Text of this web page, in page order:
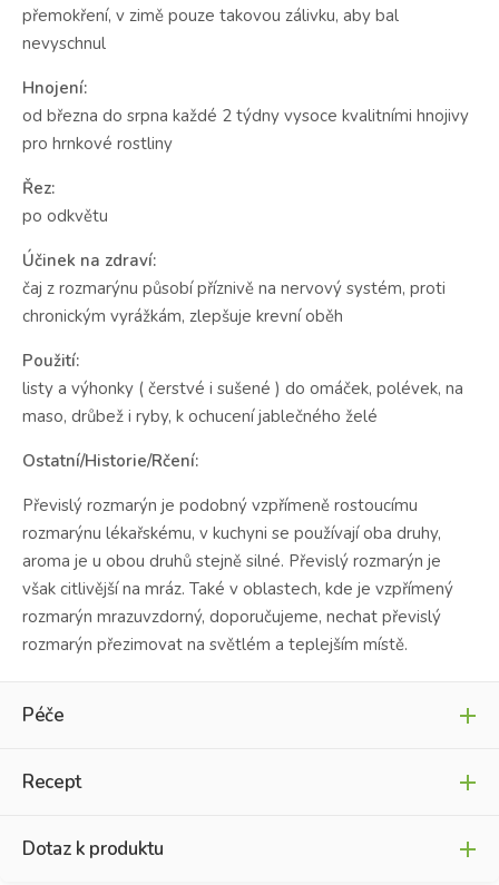
přemokření, v zimě pouze takovou zálivku, aby bal
nevyschnul
Hnojení:
od března do srpna každé 2 týdny vysoce kvalitními hnojivy
pro hrnkové rostliny
Řez:
po odkvětu
Účinek na zdraví:
čaj z rozmarýnu působí příznivě na nervový systém, proti
chronickým vyrážkám, zlepšuje krevní oběh
Použití:
listy a výhonky ( čerstvé i sušené ) do omáček, polévek, na
maso, drůbež i ryby, k ochucení jablečného želé
Ostatní/Historie/Rčení:
Převislý rozmarýn je podobný vzpřímeně rostoucímu
rozmarýnu lékařskému, v kuchyni se používají oba druhy,
aroma je u obou druhů stejně silné. Převislý rozmarýn je
však citlivější na mráz. Také v oblastech, kde je vzpřímený
rozmarýn mrazuvzdorný, doporučujeme, nechat převislý
rozmarýn přezimovat na světlém a teplejším místě.
Péče
Recept
Kuřecí stehýnka na rozmarýnu
Dotaz k produktu